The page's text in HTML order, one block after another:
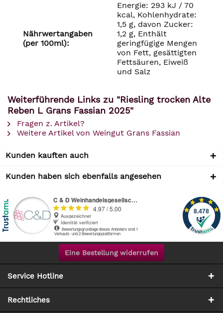
Nährwertangaben
(per 100ml):
Energie: 293 kJ / 70
kcal, Kohlenhydrate:
1,5 g, davon Zucker:
1,2 g, Enthält
geringfügige Mengen
von Fett, gesättigten
Fettsäuren, Eiweiß
und Salz
Weiterführende Links zu "Riesling trocken Alte
Reben L Grans Fassian 2025"
Fragen z. Artikel?
Weitere Artikel von Weingut Grans Fassian
Kunden kauften auch
Kunden haben sich ebenfalls angesehen
Eine Bestellung widerrufen
Service Hotline
Rechtliches